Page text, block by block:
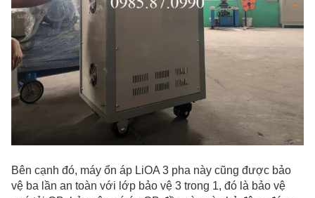
Bên cạnh đó, máy ổn áp LiOA 3 pha này cũng được bảo
vệ ba lần an toàn với lớp bảo vệ 3 trong 1, đó là bảo vệ